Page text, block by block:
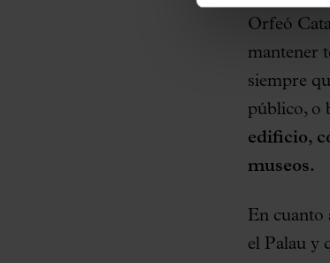
Orfeó
mantener
siempre
público, o
edificio,
museos.
En cuanto
el Palau y